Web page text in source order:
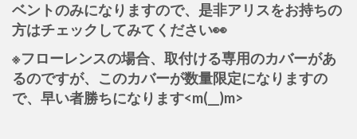
ベントのみになりますので、是非アリスをお持ちの
方はチェックしてみてください👀
※フローレンスの場合、取付ける専用のカバーがあ
るのですが、このカバーが数量限定になりますの
で、早い者勝ちになります<m(__)m>